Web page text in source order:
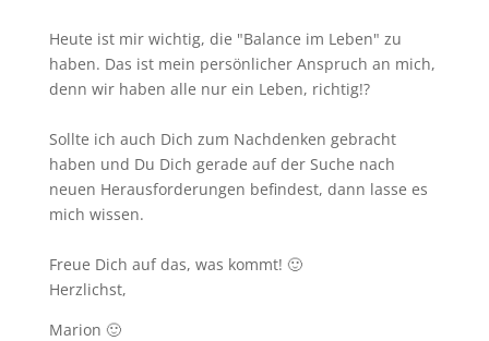
Heute ist mir wichtig, die "Balance im Leben" zu
haben. Das ist mein persönlicher Anspruch an mich,
denn wir haben alle nur ein Leben, richtig!?
Sollte ich auch Dich zum Nachdenken gebracht
haben und Du Dich gerade auf der Suche nach
neuen Herausforderungen befindest, dann lasse es
mich wissen.
Freue Dich auf das, was kommt! 🙂
Herzlichst,
Marion 🙂